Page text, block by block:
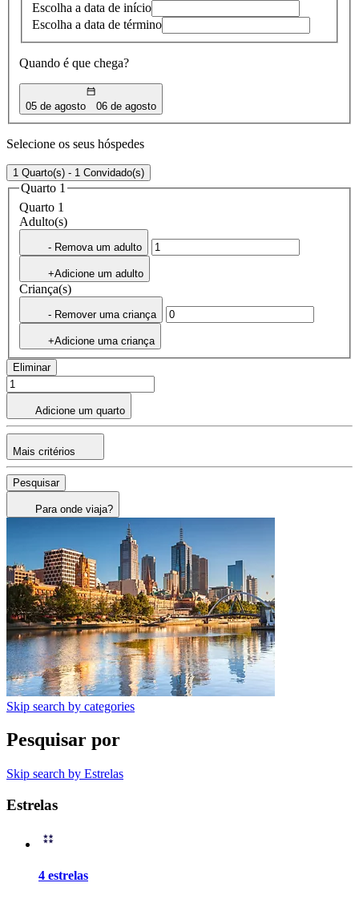
Escolha a data de início
Escolha a data de término
Quando é que chega?
05 de agosto 06 de agosto
Selecione os seus hóspedes
1 Quarto(s) - 1 Convidado(s)
Quarto 1
Quarto 1
Adulto(s)
- Remova um adulto
+Adicione um adulto
Criança(s)
- Remover uma criança
+Adicione uma criança
Eliminar
Adicione um quarto
Mais critérios
Pesquisar
Para onde viaja?
Skip search by categories
Pesquisar por
Skip search by Estrelas
Estrelas
4 estrelas